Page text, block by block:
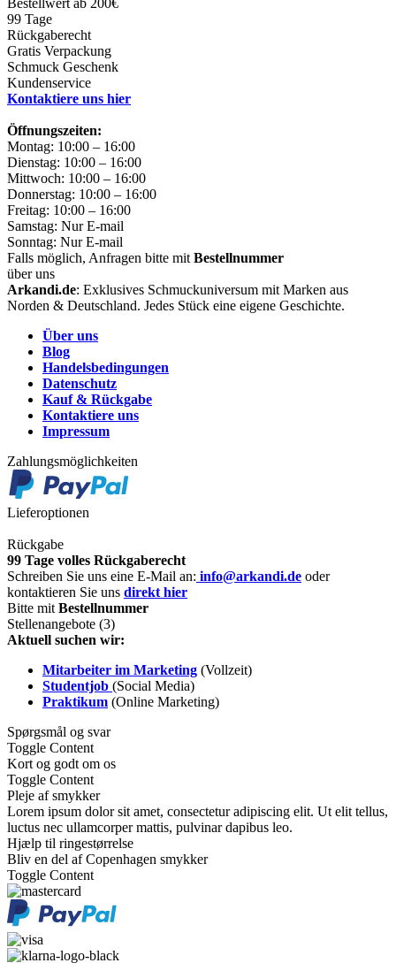
Bestellwert ab 200€
99 Tage
Rückgaberecht
Gratis Verpackung
Schmuck Geschenk
Kundenservice
Kontaktiere uns hier
Öffnungszeiten:
Montag: 10:00 – 16:00
Dienstag: 10:00 – 16:00
Mittwoch: 10:00 – 16:00
Donnerstag: 10:00 – 16:00
Freitag: 10:00 – 16:00
Samstag: Nur E-mail
Sonntag: Nur E-mail
Falls möglich, Anfragen bitte mit Bestellnummer
über uns
Arkandi.de: Exklusives Schmuckuniversum mit Marken aus
Norden & Deutschland. Jedes Stück eine eigene Geschichte.
Über uns
Blog
Handelsbedingungen
Datenschutz
Kauf & Rückgabe
Kontaktiere uns
Impressum
Zahlungsmöglichkeiten
Lieferoptionen
Rückgabe
99 Tage volles Rückgaberecht
Schreiben Sie uns eine E-Mail an: info@arkandi.de oder
kontaktieren Sie uns direkt hier
Bitte mit Bestellnummer
Stellenangebote (3)
Aktuell suchen wir:
Mitarbeiter im Marketing (Vollzeit)
Studentjob (Social Media)
Praktikum (Online Marketing)
Spørgsmål og svar
Toggle Content
Kort og godt om os
Toggle Content
Pleje af smykker
Lorem ipsum dolor sit amet, consectetur adipiscing elit. Ut elit tellus,
luctus nec ullamcorper mattis, pulvinar dapibus leo.
Hjælp til ringestørrelse
Bliv en del af Copenhagen smykker
Toggle Content